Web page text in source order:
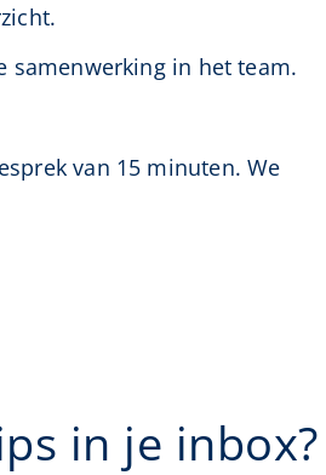
samenwerking in het team.
van 15 minuten. We
in je inbox?